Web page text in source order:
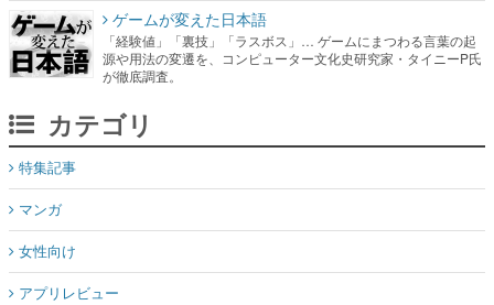
ゲームが変えた日本語
「経験値」「裏技」「ラスボス」… ゲームにまつわる言葉の起
源や用法の変遷を、コンピューター文化史研究家・タイニーP氏
が徹底調査。
カテゴリ
特集記事
マンガ
女性向け
アプリレビュー